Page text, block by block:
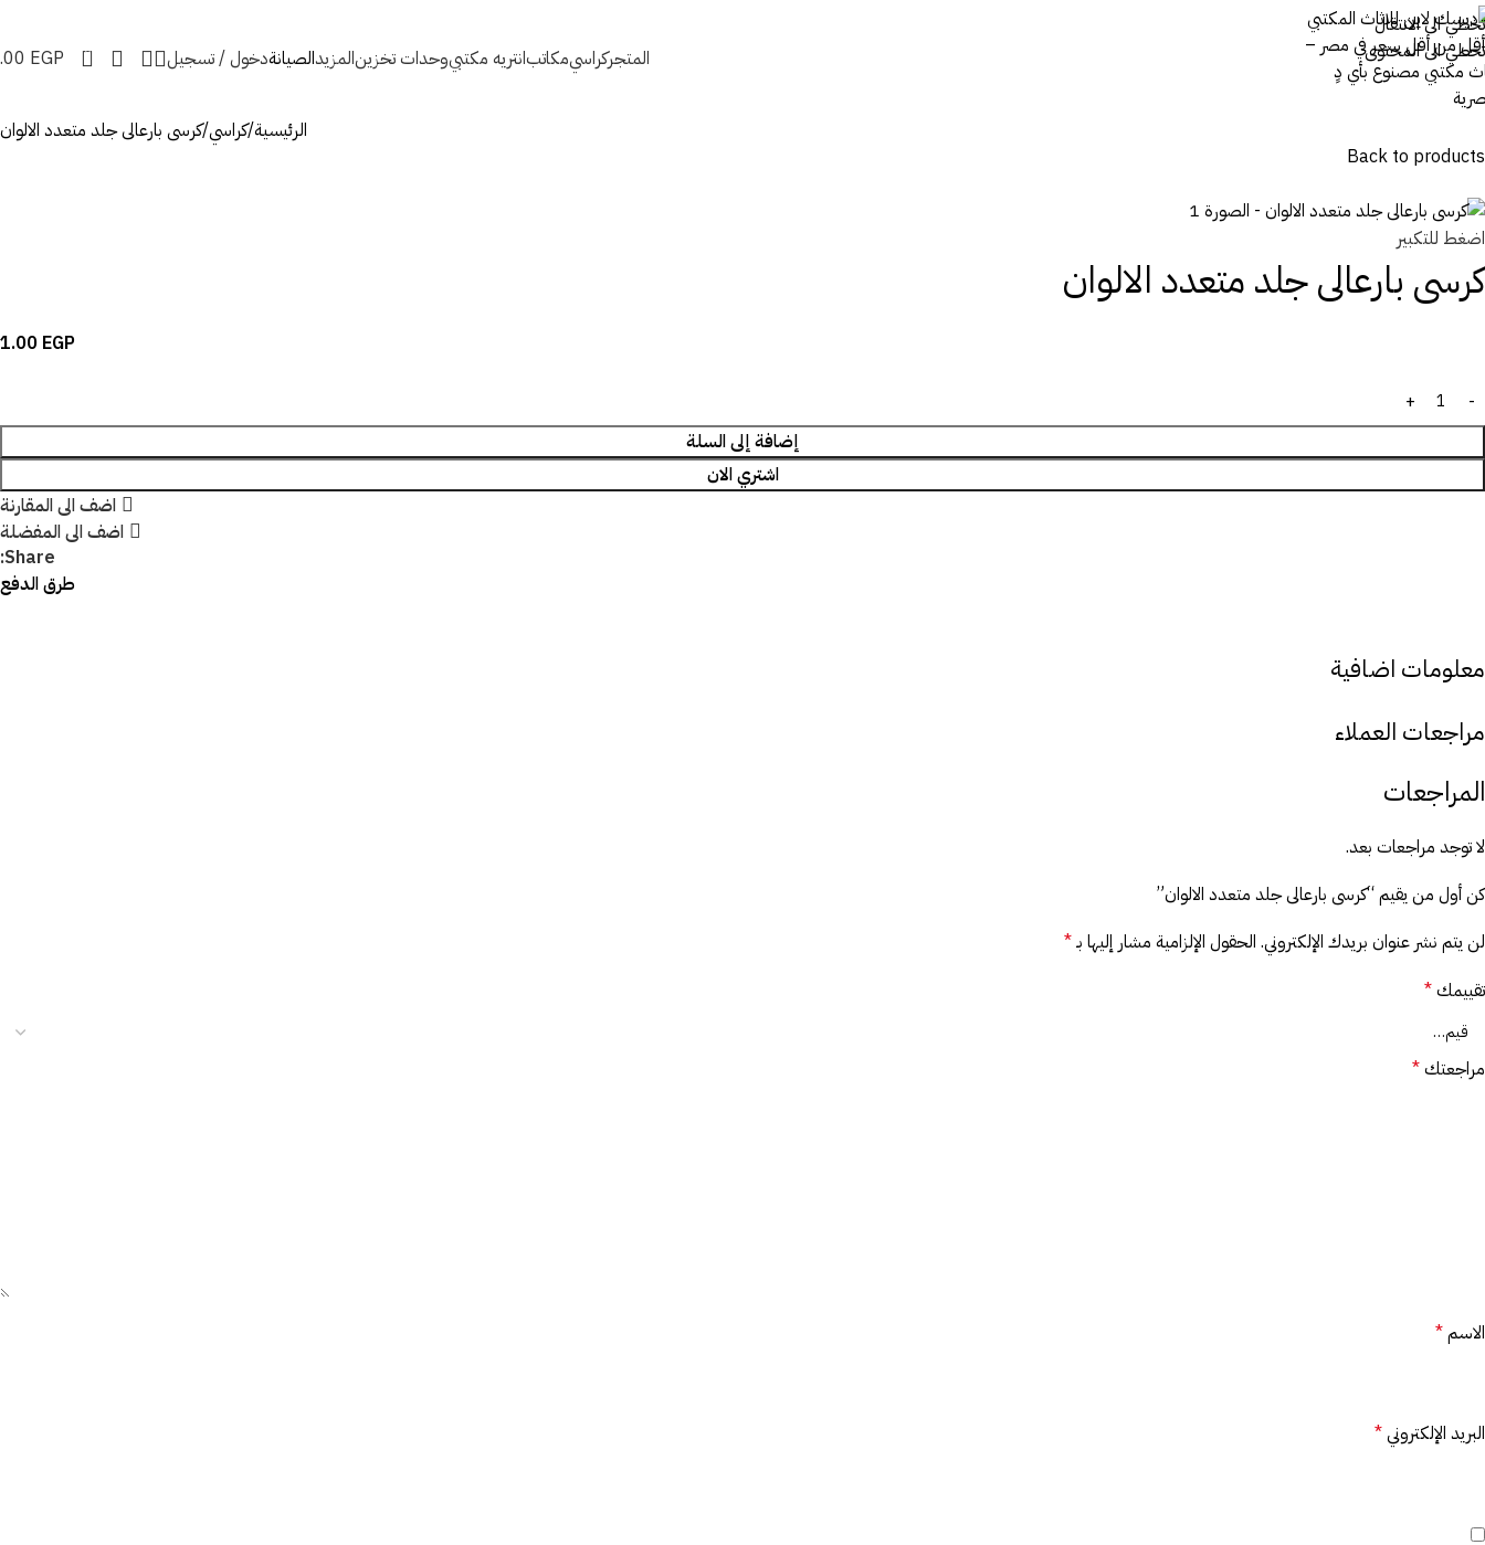
تخطي الى الانتقال
تخطي الى المحتوى
المتجركراسيمكاتبانتريه مكتبيوحدات تخزينالمزيدالصيانةدخول / تسجيل 0
EGP
الرئيسية كراسي كرسى بارعالى جلد متعدد الالوان
Back to products
اضغط للتكبير
كرسى بارعالى جلد متعدد الالوان
1.00 EGP
إضافة إلى السلة
اشتري الان
اضف الى المقارنة
اضف الى المفضلة
Share:
طرق الدفع
معلومات اضافية
مراجعات العملاء
المراجعات
لا توجد مراجعات بعد.
كن أول من يقيم “كرسى بارعالى جلد متعدد الالوان”
لن يتم نشر عنوان بريدك الإلكتروني. الحقول الإلزامية مشار إليها بـ*
تقييمك*
مراجعتك*
الاسم*
البريد الإلكتروني*